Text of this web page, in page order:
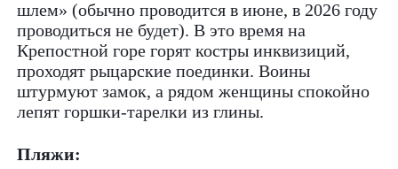
шлем» (обычно проводится в июне, в 2026 году
проводиться не будет). В это время на
Крепостной горе горят костры инквизиций,
проходят рыцарские поединки. Воины
штурмуют замок, а рядом женщины спокойно
лепят горшки-тарелки из глины.
Пляжи: